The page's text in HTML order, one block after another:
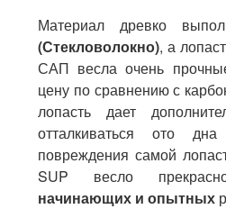
Материал древко
(Стекловолокно), а
САП весла очень
цену по сравнению с
лопасть дает
отталкиваться ото
повреждения самой
SUP весло
начинающих и опытных